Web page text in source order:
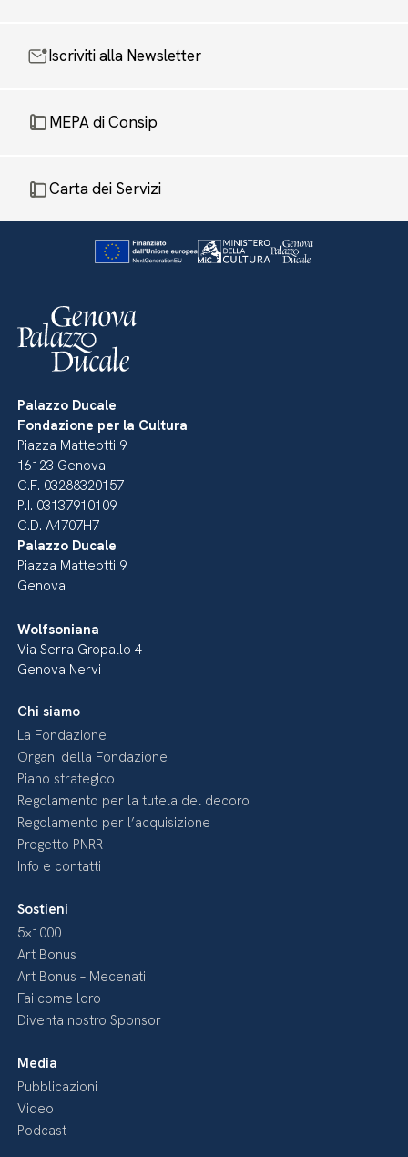
Iscriviti alla Newsletter
MEPA di Consip
Carta dei Servizi
Palazzo Ducale
Fondazione per la Cultura
Piazza Matteotti 9
16123 Genova
C.F. 03288320157
P.I. 03137910109
C.D. A4707H7
Palazzo Ducale
Piazza Matteotti 9
Genova
Wolfsoniana
Via Serra Gropallo 4
Genova Nervi
Chi siamo
La Fondazione
Organi della Fondazione
Piano strategico
Regolamento per la tutela del decoro
Regolamento per l’acquisizione
Progetto PNRR
Info e contatti
Sostieni
5×1000
Art Bonus
Art Bonus – Mecenati
Fai come loro
Diventa nostro Sponsor
Media
Pubblicazioni
Video
Podcast